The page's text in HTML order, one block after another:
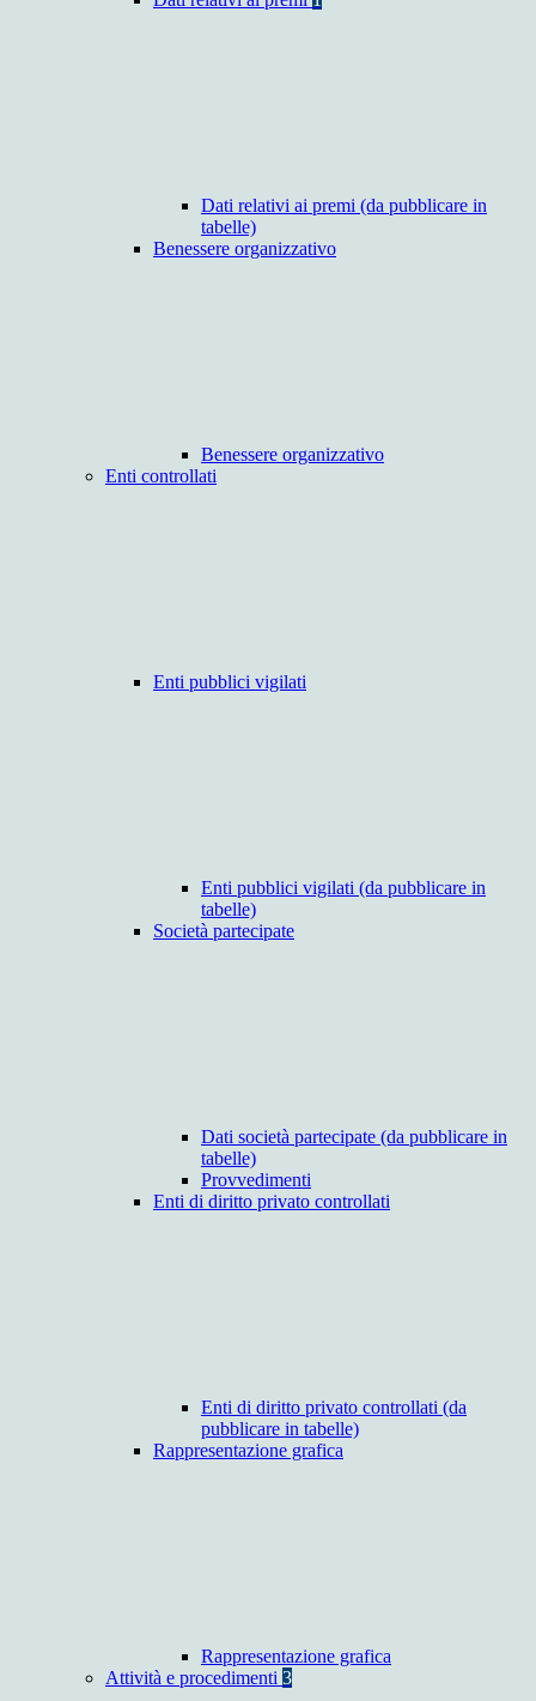
Dati relativi ai premi (da pubblicare in
tabelle)
Benessere organizzativo
Benessere organizzativo
Enti controllati
Enti pubblici vigilati
Enti pubblici vigilati (da pubblicare in
tabelle)
Società partecipate
Dati società partecipate (da pubblicare in
tabelle)
Provvedimenti
Enti di diritto privato controllati
Enti di diritto privato controllati (da
pubblicare in tabelle)
Rappresentazione grafica
Rappresentazione grafica
Attività e procedimenti 3